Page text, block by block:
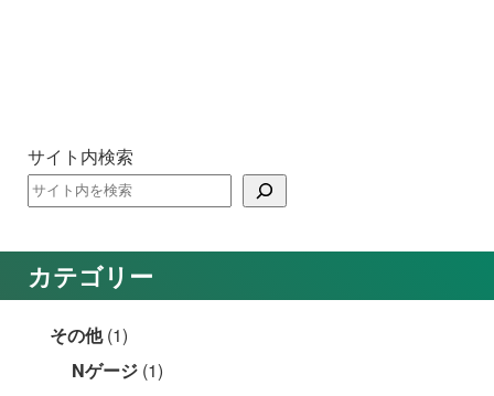
サイト内検索
カテゴリー
その他(1)
Nゲージ (1)